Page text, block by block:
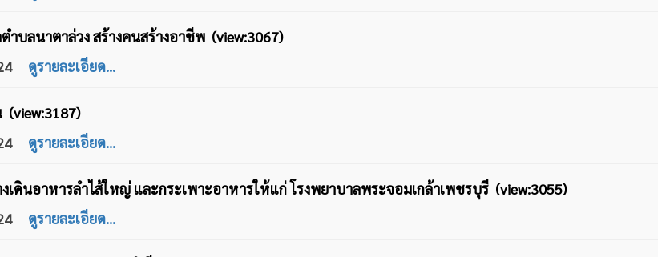
บลนาตาล่วง สร้างคนสร้างอาชีพ (view:3067)
ดูรายละเอียด...
(view:3187)
ดูรายละเอียด...
เดินอาหารลำไส้ใหญ่ และกระเพาะอาหารให้แก่ โรงพยาบาลพระจอมเกล้าเพชรบุรี (view:3055)
ดูรายละเอียด...